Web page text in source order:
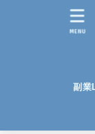
副業
MENU